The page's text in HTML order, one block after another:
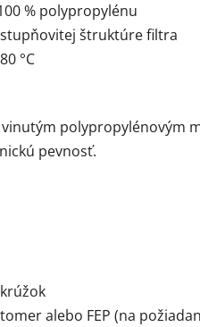
% polypropylénu
stupňovitej štruktúre filtra
°C
vinutým
pevnosť.
alebo FEP (na